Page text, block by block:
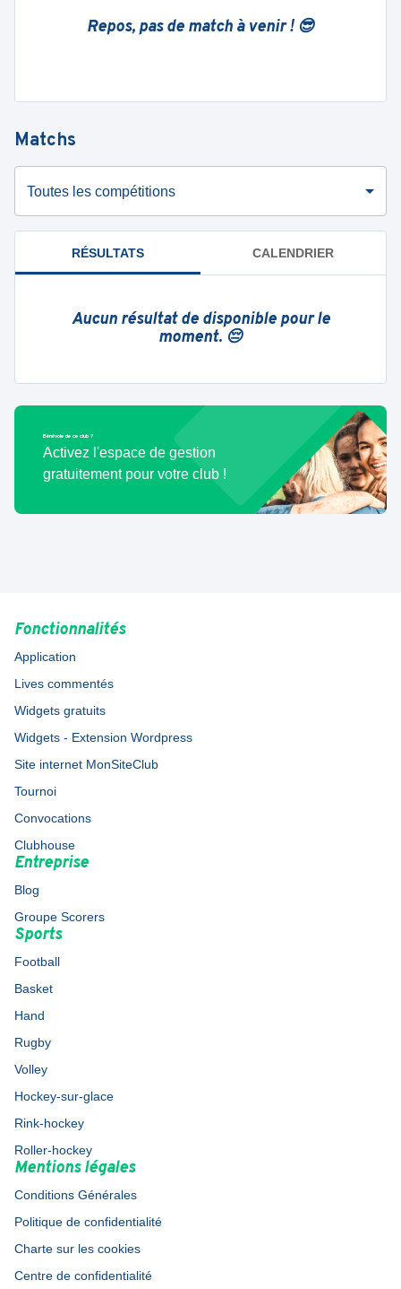
Repos, pas de match à venir ! 😎
Matchs
Toutes les compétitions
RÉSULTATS CALENDRIER
Aucun résultat de disponible pour le
moment. 😔
Bénévole de ce club ?
Activez l'espace de gestion
gratuitement pour votre club !
Fonctionnalités
Application
Lives commentés
Widgets gratuits
Widgets - Extension Wordpress
Site internet MonSiteClub
Tournoi
Convocations
Clubhouse
Entreprise
Blog
Groupe Scorers
Sports
Football
Basket
Hand
Rugby
Volley
Hockey-sur-glace
Rink-hockey
Roller-hockey
Mentions légales
Conditions Générales
Politique de confidentialité
Charte sur les cookies
Centre de confidentialité